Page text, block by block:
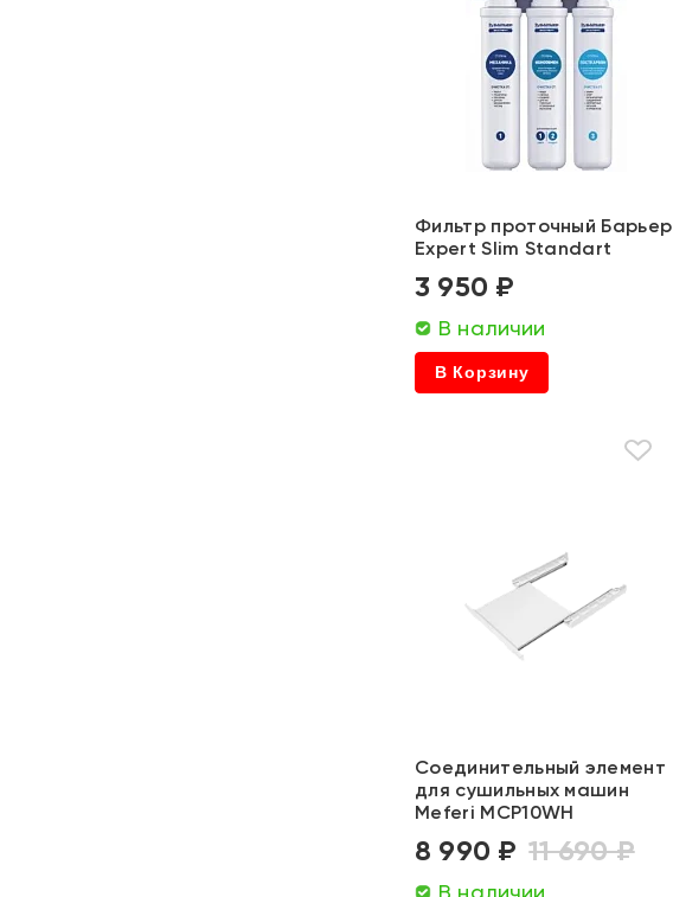
Фильтр проточный Барьер
Expert Slim Standart
3 950 ₽
В наличии
В Корзину
Соединительный элемент
для сушильных машин
Meferi MCP10WH
8 990 ₽ 11 690 ₽
В наличии